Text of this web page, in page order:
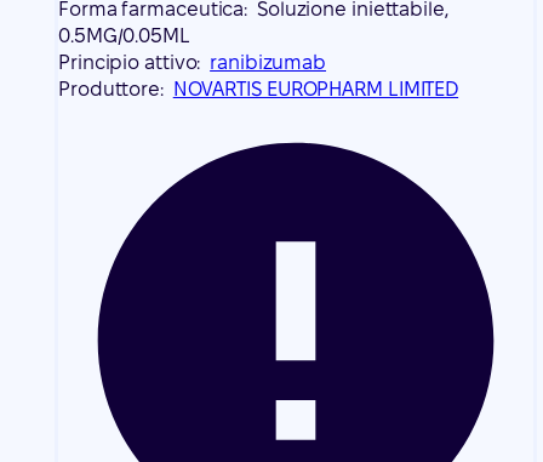
Forma farmaceutica: Soluzione iniettabile,
0.5MG/0.05ML
Principio attivo: ranibizumab
Produttore: NOVARTIS EUROPHARM LIMITED